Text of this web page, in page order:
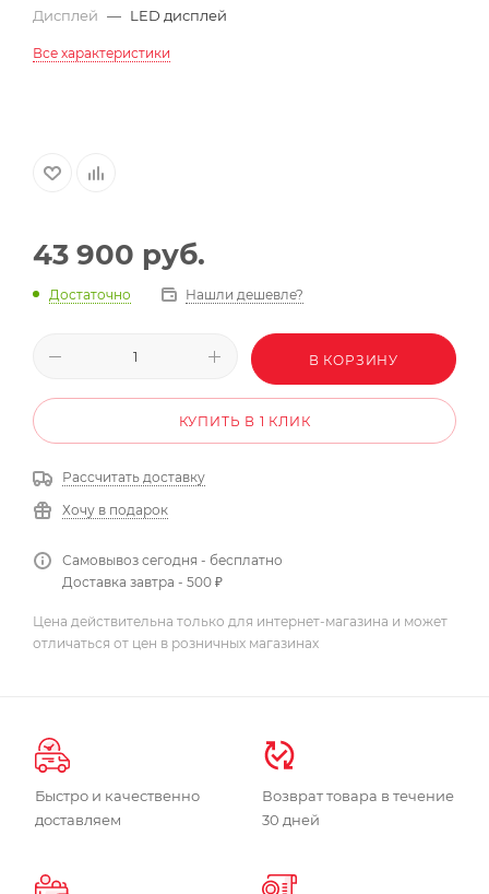
Дисплей — LED дисплей
Все характеристики
43 900 руб.
Достаточно Нашли дешевле?
В КОРЗИНУ
КУПИТЬ В 1 КЛИК
Рассчитать доставку
Хочу в подарок
Самовывоз сегодня - бесплатно
Доставка завтра - 500 ₽
Цена действительна только для интернет-магазина и может
отличаться от цен в розничных магазинах
Быстро и качественно
доставляем
Возврат товара в течение
30 дней